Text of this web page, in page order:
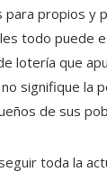
propios y
todo puede
lotería que
signifique la
de sus
toda la